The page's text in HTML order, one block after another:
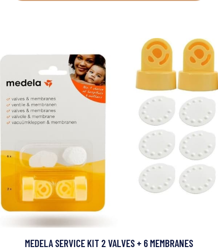
MEDELA SERVICE KIT 2 VALVES + 6 MEMBRANES